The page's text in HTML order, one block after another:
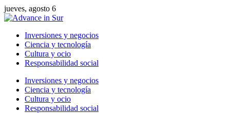
jueves, agosto 6
Inversiones y negocios
Ciencia y tecnología
Cultura y ocio
Responsabilidad social
Inversiones y negocios
Ciencia y tecnología
Cultura y ocio
Responsabilidad social